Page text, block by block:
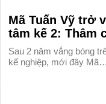
Mã Tuấn Vỹ trở
tâm kế 2: Thâm
Sau 2 năm vắng bóng
kế nghiệp, mới đây Mã…